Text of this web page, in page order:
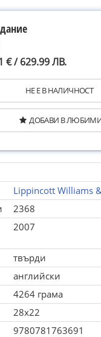
€ / 629.99 ЛВ.
НЕ Е В НАЛИЧНОСТ
ДОБАВИ В
Lippincott Williams
2368
2007
твърди
английски
4264 грама
28x22
9780781763691